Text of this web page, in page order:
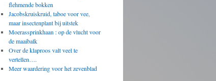
flehmende bokken
Jacobskruiskruid, taboe voor vee,
maar insectenplant bij uitstek
Moerassprinkhaan : op de vlucht voor
de maaibalk
Over de klaproos valt veel te
vertellen….
Meer waardering voor het zevenblad